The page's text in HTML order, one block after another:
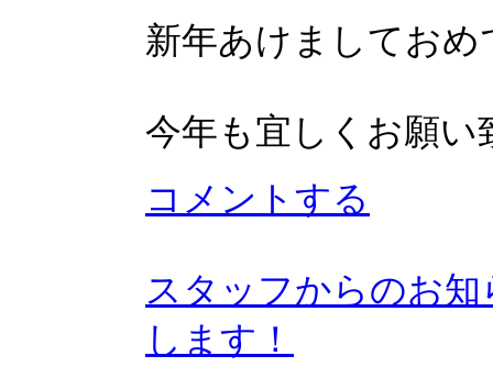
新年あけましてお
今年も宜しくお願い
コメントする
スタッフからのお知
します！